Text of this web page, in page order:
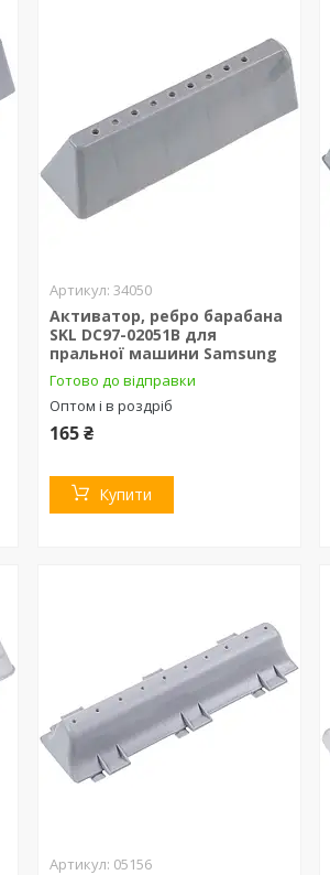
34050
Активатор, ребро барабана
SKL DC97-02051B для
пральної машини Samsung
Готово до відправки
Оптом і в роздріб
165 ₴
Купити
05156